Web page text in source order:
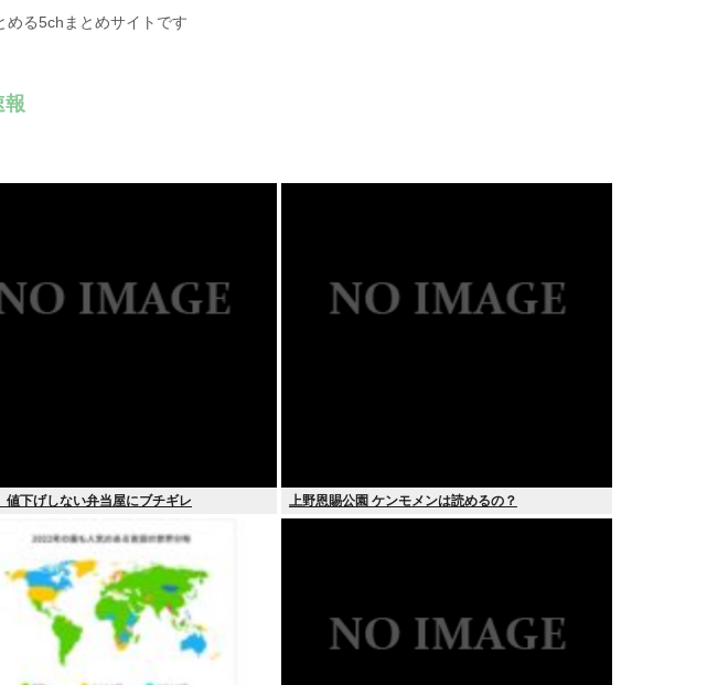
める5chまとめサイトです
報
値下げしない弁当屋にブチギレ 上野恩賜公園 ケンモメンは読めるの？